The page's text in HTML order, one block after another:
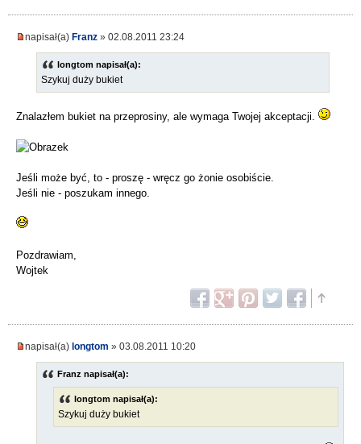
napisał(a) Franz » 02.08.2011 23:24
longtom napisał(a):
Szykuj duży bukiet
Znalazłem bukiet na przeprosiny, ale wymaga Twojej akceptacji.
Jeśli może być, to - proszę - wręcz go żonie osobiście.
Jeśli nie - poszukam innego.
Pozdrawiam,
Wojtek
napisał(a) longtom » 03.08.2011 10:20
Franz napisał(a):
longtom napisał(a):
Szykuj duży bukiet